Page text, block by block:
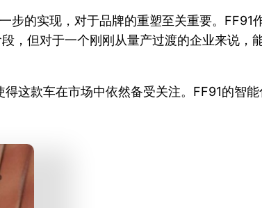
的实现，对于品牌的重塑至关重要。FF91
，但对于一个刚刚从量产过渡的企业来说，
这款车在市场中依然备受关注。FF91的智